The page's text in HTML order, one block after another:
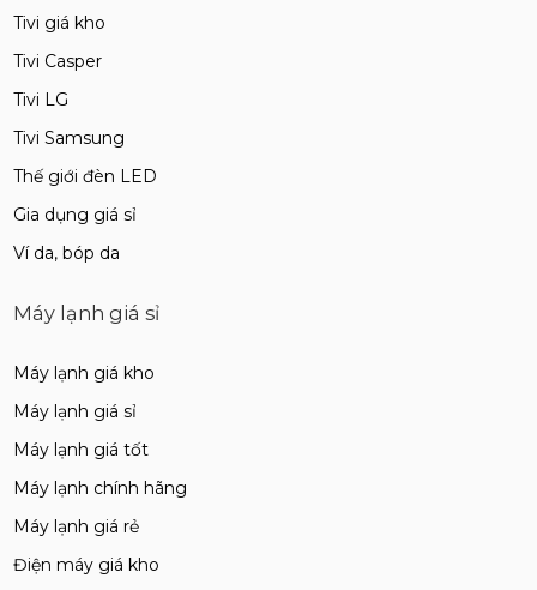
Tivi giá kho
Tivi Casper
Tivi LG
Tivi Samsung
Thế giới đèn LED
Gia dụng giá sỉ
Ví da, bóp da
Máy lạnh giá sỉ
Máy lạnh giá kho
Máy lạnh giá sỉ
Máy lạnh giá tốt
Máy lạnh chính hãng
Máy lạnh giá rẻ
Điện máy giá kho